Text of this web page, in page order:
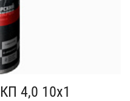
4,0 10х1